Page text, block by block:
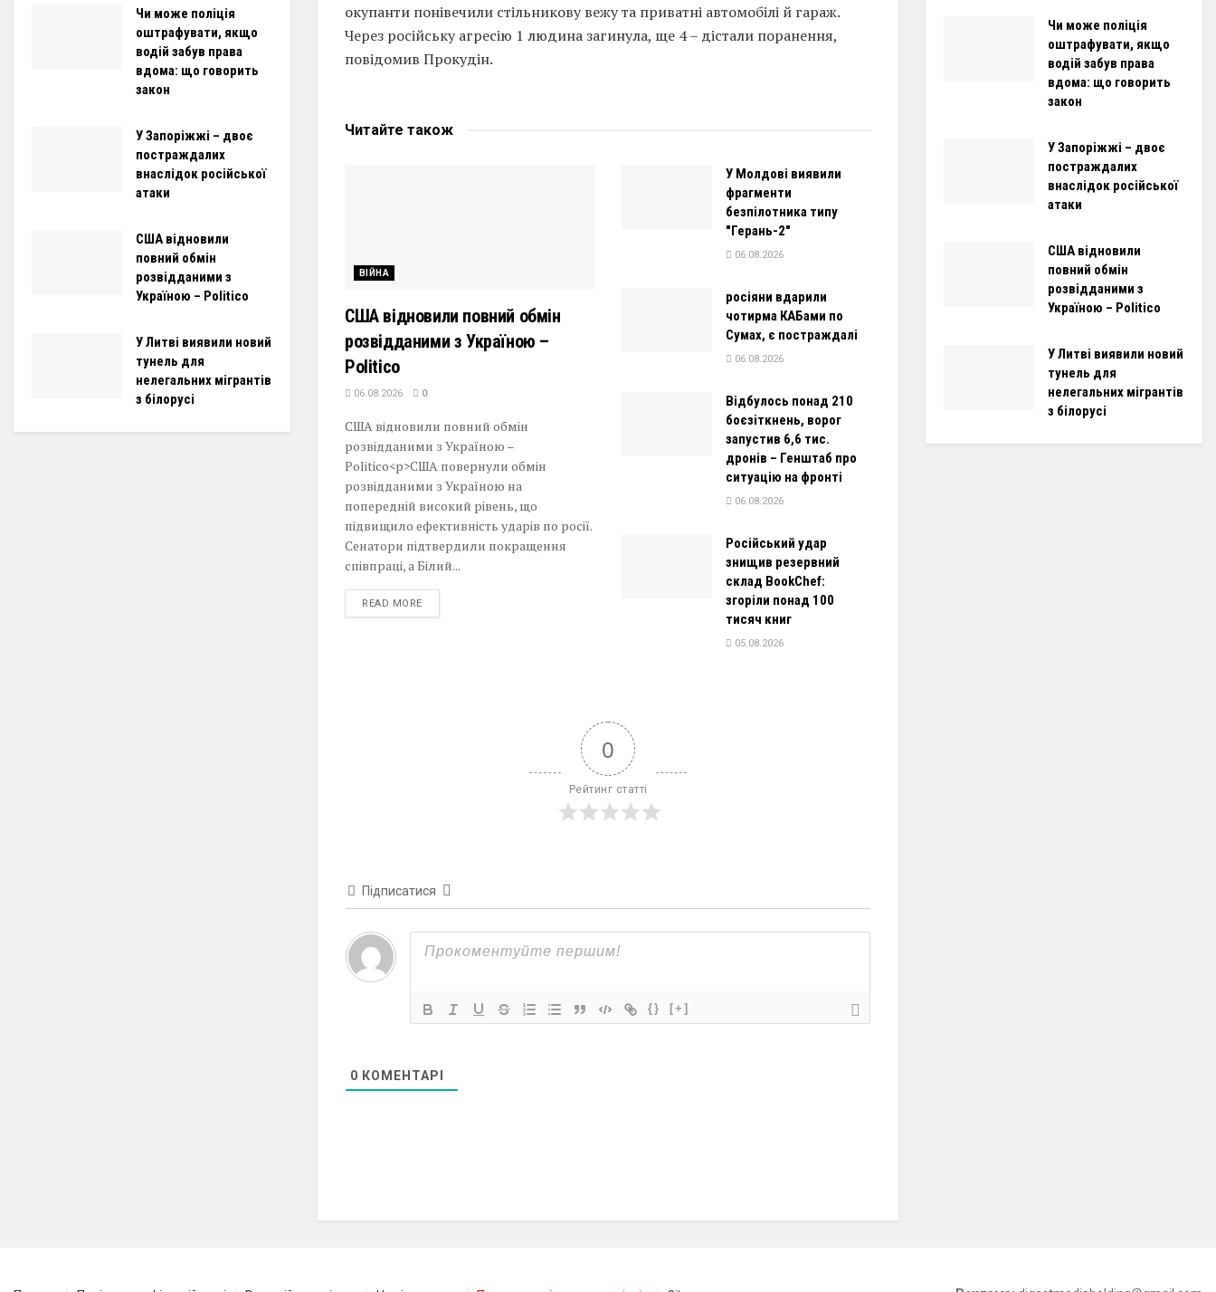
окупанти понівечили стільникову вежу та приватні автомобілі й гараж.
Через російську агресію 1 людина загинула, ще 4 – дістали поранення,
повідомив Прокудін.
Читайте також
ВІЙНА
США відновили повний обмін
розвідданими з Україною –
Politico
06.08.2026 0
США відновили повний обмін
розвідданими з Україною –
Politico<p>США повернули обмін
розвідданими з Україною на
попередній високий рівень, що
підвищило ефективність ударів по росії.
Сенатори підтвердили покращення
співпраці, а Білий...
READ MOREDETAILS
У Молдові виявили
фрагменти
безпілотника типу
"Герань-2"
06.08.2026
росіяни вдарили
чотирма КАБами по
Сумах, є постраждалі
06.08.2026
Відбулось понад 210
боєзіткнень, ворог
запустив 6,6 тис.
дронів – Генштаб про
ситуацію на фронті
06.08.2026
Російський удар
знищив резервний
склад BookChef:
згоріли понад 100
тисяч книг
05.08.2026
0
Рейтинг статті
Підписатися
{} [+]
0 КОМЕНТАРІ
Чи може поліція
оштрафувати, якщо
водій забув права
вдома: що говорить
закон
У Запоріжжі – двоє
постраждалих
внаслідок російської
атаки
США відновили
повний обмін
розвідданими з
Україною – Politico
У Литві виявили новий
тунель для
нелегальних мігрантів
з білорусі
Чи може поліція
оштрафувати, якщо
водій забув права
вдома: що говорить
закон
У Запоріжжі – двоє
постраждалих
внаслідок російської
атаки
США відновили
повний обмін
розвідданими з
Україною – Politico
У Литві виявили новий
тунель для
нелегальних мігрантів
з білорусі